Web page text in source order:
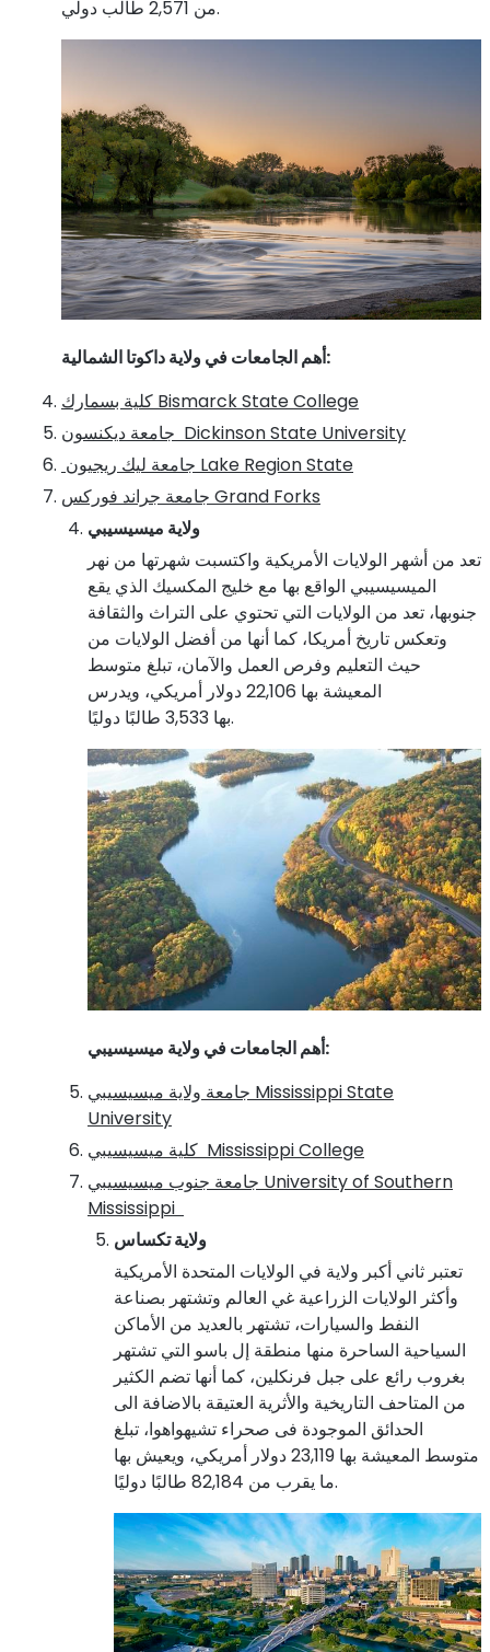
من 2,571 طالب دولي.
أهم الجامعات في ولاية داكوتا الشمالية:
Bismarck State College
جامعة ديكنسون Dickinson State University
Lake Region State
Grand Forks
ولاية ميسيسيبي
تعد من أشهر الولايات الأمريكية واكتسبت شهرتها من نهر
الميسيسيبي الواقع بها مع خليج المكسيك الذي يقع
جنوبها، تعد من الولايات التي تحتوي على التراث والثقافة
وتعكس تاريخ أمريكا، كما أنها من أفضل الولايات من
حيث التعليم وفرص العمل والآمان، تبلغ متوسط
المعيشة بها 22,106 دولار أمريكي، ويدرس
بها 3,533 طالبًا دوليًا.
أهم الجامعات في ولاية ميسيسيبي:
Mississippi State
University
كلية ميسيسيبي Mississippi College
University of Southern
Mississippi
ولاية تكساس
تعتبر ثاني أكبر ولاية في الولايات المتحدة الأمريكية
وأكثر الولايات الزراعية غي العالم وتشتهر بصناعة
النفط والسيارات، تشتهر بالعديد من الأماكن
السياحية الساحرة منها منطقة إل باسو التي تشتهر
بغروب رائع على جبل فرنكلين، كما أنها تضم الكثير
من المتاحف التاريخية والأثرية العتيقة بالاضافة الى
الحدائق الموجودة فى صحراء تشيهواهوا، تبلغ
متوسط المعيشة بها 23,119 دولار أمريكي، ويعيش بها
ما يقرب من 82,184 طالبًا دوليًا.